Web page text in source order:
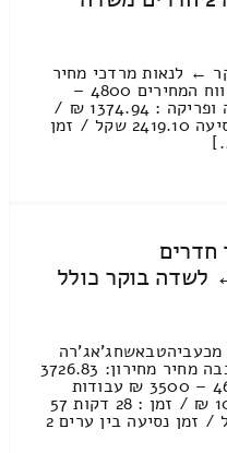
בוקר ← לנאות מרדכי מחיר
מחירון: 3914.56 ₪ / אלה שבטווח המחירים 4800 –
3700 ₪ עבודות סבלות , טעינה ופריקה : 1374.94 ₪ /
זמן : 53 דקות 12 שניות מחיר נסיעה 2419.10 שקל / זמן
חדרים
בוקר כולל
מכעביהטבאשחג'אג'רה
← לשדה בוקר כולל פירוק והרכבה מחיר מחירון: 3726.83
₪ / אלה שבטווח המחירים 4600 – 3500 ₪ עבודות
סבלות , טעינה ופריקה : 1085.29 ₪ / זמן : 28 דקות 57
שניות מחיר נסיעה 1974.99 שקל / זמן נסיעה בין ערים 2